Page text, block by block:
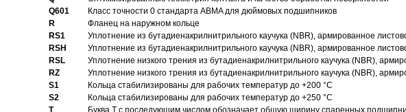
Q601
Класс точности 0 стандарта ABMA для дюймовых подшипников
R
Фланец на наружном кольце
RS1
Уплотнение из бутадиенакрилнитрильного каучука (NBR), армированное
RSH
Уплотнение из бутадиенакрилнитрильного каучука (NBR), армированное
RSL
Уплотнение низкого трения из бутадиенакрилнитрильного каучука (NBR),
RZ
Уплотнение низкого трения из бутадиенакрилнитрильного каучука (NBR),
S1
Кольца стабилизированы для рабочих температур до +200 °C
S2
Кольца стабилизированы для рабочих температур до +250 °C
T
Буква T с последующим числом обозначает общую ширину спаренных